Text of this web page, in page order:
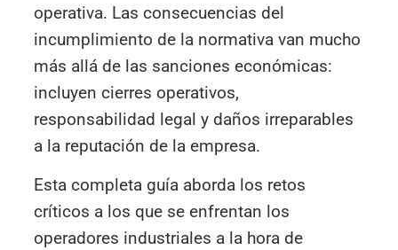
operativa. Las consecuencias del
incumplimiento de la normativa van mucho
más allá de las sanciones económicas:
incluyen cierres operativos,
responsabilidad legal y daños irreparables
a la reputación de la empresa.
Esta completa guía aborda los retos
críticos a los que se enfrentan los
operadores industriales a la hora de